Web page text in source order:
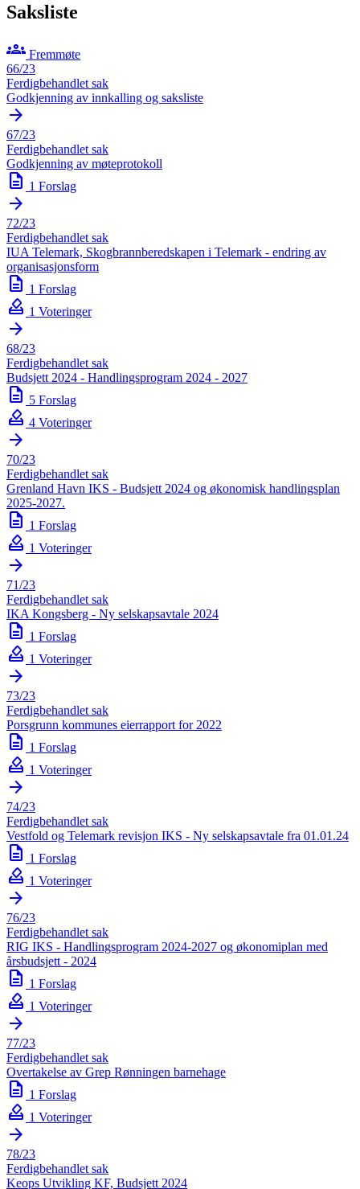
Saksliste
groups Fremmøte
66/23
Ferdigbehandlet sak
Godkjenning av innkalling og saksliste
arrow_forward
67/23
Ferdigbehandlet sak
Godkjenning av møteprotokoll
description 1 Forslag
arrow_forward
72/23
Ferdigbehandlet sak
IUA Telemark, Skogbrannberedskapen i Telemark - endring av
organisasjonsform
description 1 Forslag
how_to_vote 1 Voteringer
arrow_forward
68/23
Ferdigbehandlet sak
Budsjett 2024 - Handlingsprogram 2024 - 2027
description 5 Forslag
how_to_vote 4 Voteringer
arrow_forward
70/23
Ferdigbehandlet sak
Grenland Havn IKS - Budsjett 2024 og økonomisk handlingsplan
2025-2027.
description 1 Forslag
how_to_vote 1 Voteringer
arrow_forward
71/23
Ferdigbehandlet sak
IKA Kongsberg - Ny selskapsavtale 2024
description 1 Forslag
how_to_vote 1 Voteringer
arrow_forward
73/23
Ferdigbehandlet sak
Porsgrunn kommunes eierrapport for 2022
description 1 Forslag
how_to_vote 1 Voteringer
arrow_forward
74/23
Ferdigbehandlet sak
Vestfold og Telemark revisjon IKS - Ny selskapsavtale fra 01.01.24
description 1 Forslag
how_to_vote 1 Voteringer
arrow_forward
76/23
Ferdigbehandlet sak
RIG IKS - Handlingsprogram 2024-2027 og økonomiplan med
årsbudsjett - 2024
description 1 Forslag
how_to_vote 1 Voteringer
arrow_forward
77/23
Ferdigbehandlet sak
Overtakelse av Grep Rønningen barnehage
description 1 Forslag
how_to_vote 1 Voteringer
arrow_forward
78/23
Ferdigbehandlet sak
Keops Utvikling KF, Budsjett 2024